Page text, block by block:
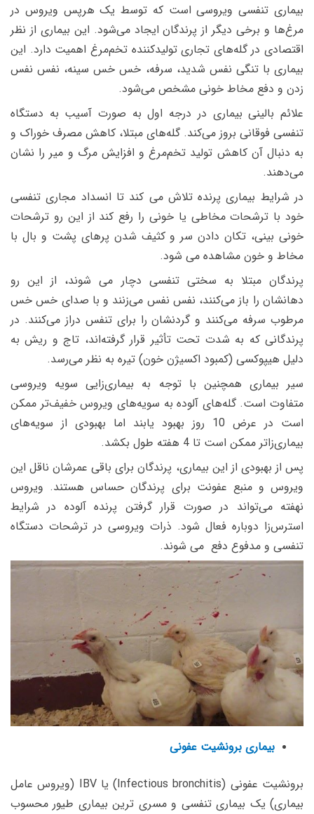
بیماری تنفسی ویروسی است که توسط یک هرپس ویروس در
مرغ‌ها و برخی دیگر از پرندگان ایجاد می‌شود. این بیماری از نظر
اقتصادی در گله‌های تجاری تولیدکننده تخم‌مرغ اهمیت دارد. این
بیماری با تنگی نفس شدید، سرفه، خس خس سینه، نفس نفس
زدن و دفع مخاط خونی مشخص می‌شود.
علائم بالینی بیماری در درجه اول به صورت آسیب به دستگاه
تنفسی فوقانی بروز می‌کند. گله‌های مبتلا، کاهش مصرف خوراک و
به دنبال آن کاهش تولید تخم‌مرغ و افزایش مرگ و میر را نشان
می‌دهند.
در شرایط بیماری پرنده تلاش می کند تا انسداد مجاری تنفسی
خود با ترشحات مخاطی یا خونی را رفع کند از این رو ترشحات
خونی بینی، تکان دادن سر و کثیف شدن پرهای پشت و بال با
مخاط و خون مشاهده می شود.
پرندگان مبتلا به سختی تنفسی دچار می شوند، از این رو
دهانشان را باز می‌کنند، نفس نفس می‌زنند و با صدای خس خس
مرطوب سرفه می‌کنند و گردنشان را برای تنفس دراز می‌کنند. در
پرندگانی که به شدت تحت تأثیر قرار گرفته‌اند، تاج و ریش به
دلیل هیپوکسی (کمبود اکسیژن خون) تیره به نظر می‌رسد.
سیر بیماری همچنین با توجه به بیماری‌زایی سویه ویروسی
متفاوت است. گله‌های آلوده به سویه‌های ویروس خفیف‌تر ممکن
است در عرض 10 روز بهبود یابند اما بهبودی از سویه‌های
بیماری‌زاتر ممکن است تا 4 هفته طول بکشد.
پس از بهبودی از این بیماری، پرندگان برای باقی عمرشان ناقل این
ویروس و منبع عفونت برای پرندگان حساس هستند. ویروس
نهفته می‌تواند در صورت قرار گرفتن پرنده آلوده در شرایط
استرس‌زا دوباره فعال شود. ذرات ویروسی در ترشحات دستگاه
تنفسی و مدفوع دفع می شوند.
بیماری برونشیت عفونی
برونشیت عفونی (Infectious bronchitis) یا IBV (ویروس عامل
بیماری) یک بیماری تنفسی و مسری ترین بیماری طیور محسوب